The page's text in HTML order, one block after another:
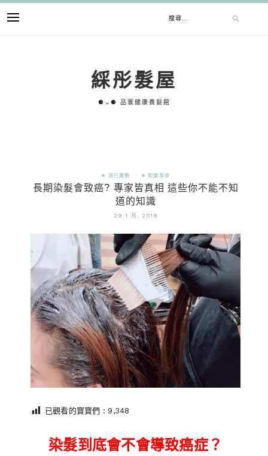
綵彤髮屋
⚈⌄⚈ 品寰健康養髮館
✵ 流行趨勢 ✵ 知識革命
長期染髮會致癌? 專家皆真相 這些你不能不知
道的知識
29 1 月, 2019
已觀看的寶寶們 : 9,348
染髮到底會不會導致癌症？